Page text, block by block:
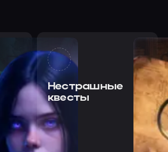
Нестрашные
квесты